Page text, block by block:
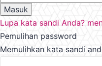
Lupa kata sandi Anda?
Pemulihan password
Memulihkan kata sandi